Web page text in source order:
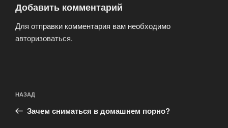
Добавить комментарий
Для отправки комментария вам необходимо
авторизоваться.
по
записям
Предыдущая
запись:
НАЗАД
Зачем сниматься в домашнем порно?